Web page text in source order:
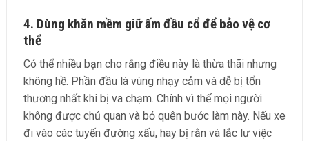
4. Dùng khăn mềm giữ ấm đầu cổ để bảo vệ cơ
thể
Có thể nhiều bạn cho rằng điều này là thừa thãi nhưng
không hề. Phần đầu là vùng nhạy cảm và dễ bị tổn
thương nhất khi bị va chạm. Chính vì thế mọi người
không được chủ quan và bỏ quên bước làm này. Nếu xe
đi vào các tuyến đường xấu, hay bị rằn và lắc lư việc